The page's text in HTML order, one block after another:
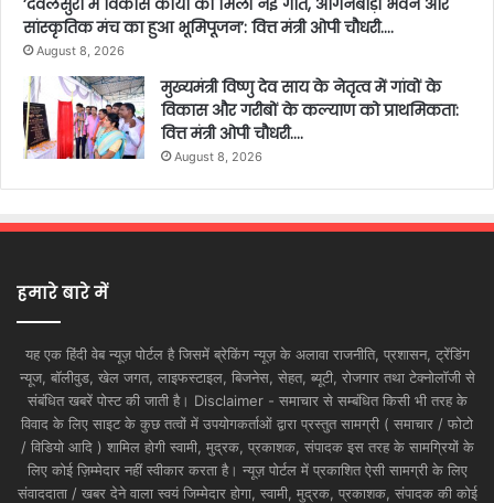
सांस्कृतिक मंच का हुआ भूमिपूजन’: वित्त मंत्री ओपी चौधरी….
August 8, 2026
मुख्यमंत्री विष्णु देव साय के नेतृत्व में गांवों के
विकास और गरीबों के कल्याण को प्राथमिकता:
वित्त मंत्री ओपी चौधरी….
August 8, 2026
हमारे बारे में
यह एक हिंदी वेब न्यूज़ पोर्टल है जिसमें ब्रेकिंग न्यूज़ के अलावा राजनीति, प्रशासन, ट्रेंडिंग
न्यूज, बॉलीवुड, खेल जगत, लाइफस्टाइल, बिजनेस, सेहत, ब्यूटी, रोजगार तथा टेक्नोलॉजी से
संबंधित खबरें पोस्ट की जाती है। Disclaimer - समाचार से सम्बंधित किसी भी तरह के
विवाद के लिए साइट के कुछ तत्वों में उपयोगकर्ताओं द्वारा प्रस्तुत सामग्री ( समाचार / फोटो
/ विडियो आदि ) शामिल होगी स्वामी, मुद्रक, प्रकाशक, संपादक इस तरह के सामग्रियों के
लिए कोई ज़िम्मेदार नहीं स्वीकार करता है। न्यूज़ पोर्टल में प्रकाशित ऐसी सामग्री के लिए
संवाददाता / खबर देने वाला स्वयं जिम्मेदार होगा, स्वामी, मुद्रक, प्रकाशक, संपादक की कोई